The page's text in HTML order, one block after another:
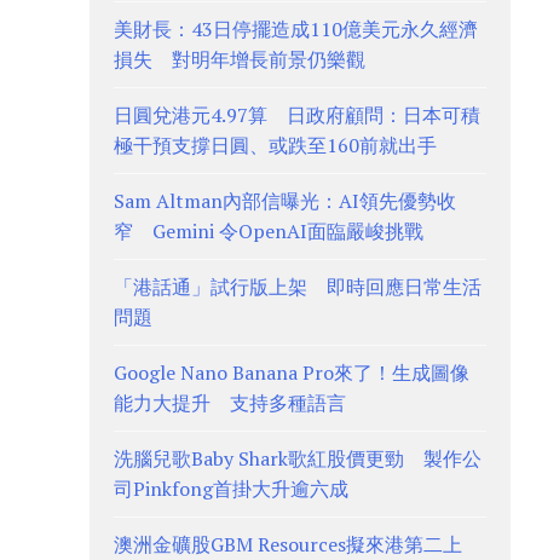
美財長：43日停擺造成110億美元永久經濟
損失 對明年增長前景仍樂觀
日圓兌港元4.97算 日政府顧問：日本可積
極干預支撐日圓、或跌至160前就出手
Sam Altman內部信曝光：AI領先優勢收
窄 Gemini 令OpenAI面臨嚴峻挑戰
「港話通」試行版上架 即時回應日常生活
問題
Google Nano Banana Pro來了！生成圖像
能力大提升 支持多種語言
洗腦兒歌Baby Shark歌紅股價更勁 製作公
司Pinkfong首掛大升逾六成
澳洲金礦股GBM Resources擬來港第二上